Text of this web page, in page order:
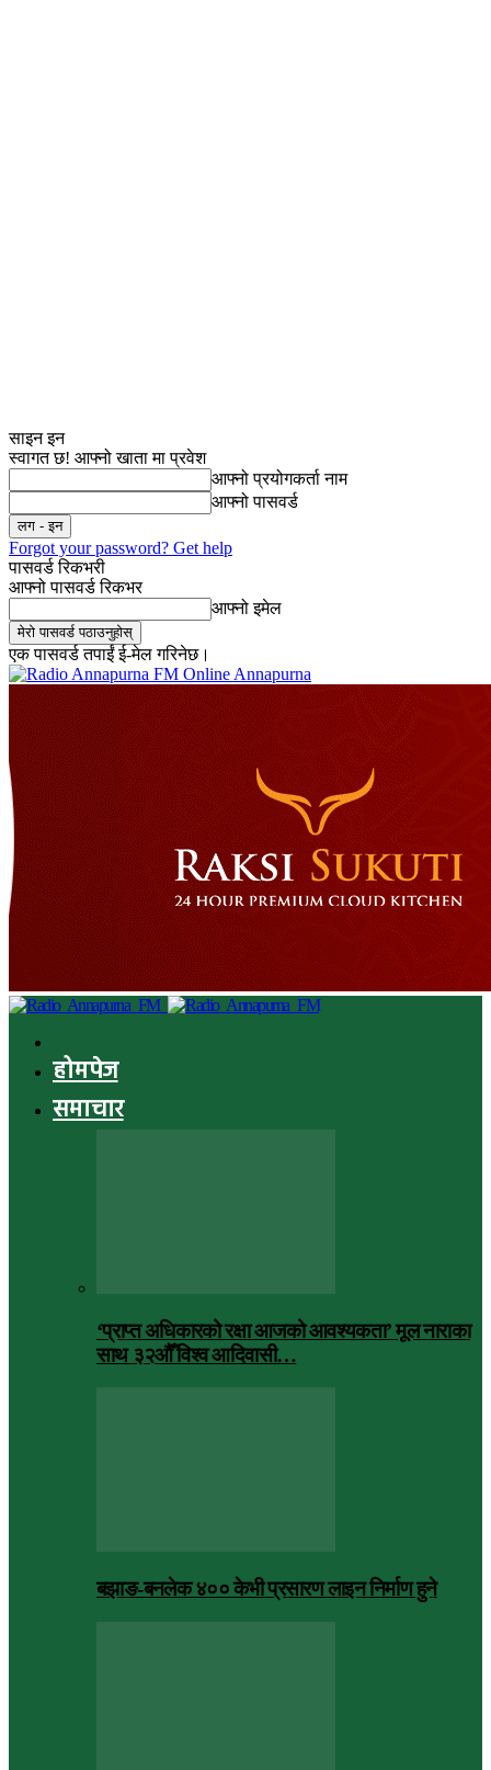
साइन इन
स्वागत छ! आफ्नो खाता मा प्रवेश
आफ्नो प्रयोगकर्ता नाम
आफ्नो पासवर्ड
Forgot your password? Get help
पासवर्ड रिकभरी
आफ्नो पासवर्ड रिकभर
आफ्नो इमेल
एक पासवर्ड तपाईं ई-मेल गरिनेछ।
Online Annapurna
होमपेज
समाचार
‘प्राप्त अधिकारको रक्षा आजको आवश्यकता’ मूल नाराका
साथ ३२औँ विश्व आदिवासी…
बझाङ-बनलेक ४०० केभी प्रसारण लाइन निर्माण हुने